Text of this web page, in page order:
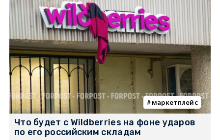
маркетплейс
Что будет с Wildberries на фоне ударов
по его российским складам